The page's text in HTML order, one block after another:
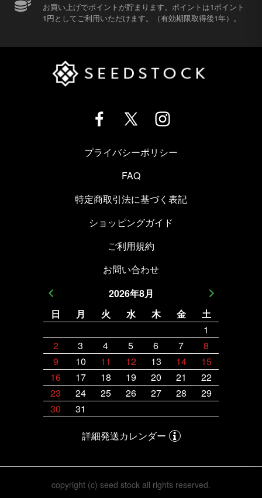
お買い上げでポイントが貯まります。ポイントは1ポイント
1円としてご利用いただけます。（有効期限取得後1年）。
プライバシーポリシー
FAQ
特定商取引法に基づく表記
ショッピングガイド
ご利用規約
お問い合わせ
2026年8月
日
月 火 水 木 金
土
1
2
3 4 5 6 7
8
9
10 11 12 13 14
15
16
17 18 19 20 21
22
23
24 25 26 27 28
29
30
31
詳細発送カレンダー
copyright (c) seed stock all rights reserved.